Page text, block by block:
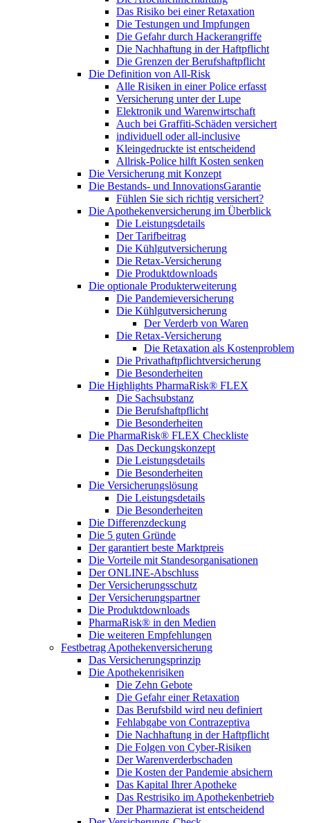
Das Risiko bei einer Retaxation
Die Testungen und Impfungen
Die Gefahr durch Hackerangriffe
Die Nachhaftung in der Haftpflicht
Die Grenzen der Berufshaftpflicht
Die Definition von All-Risk
Alle Risiken in einer Police erfasst
Versicherung unter der Lupe
Elektronik und Warenwirtschaft
Auch bei Graffiti-Schäden versichert
individuell oder all-inclusive
Kleingedruckte ist entscheidend
Allrisk-Police hilft Kosten senken
Die Versicherung mit Konzept
Die Bestands- und InnovationsGarantie
Fühlen Sie sich richtig versichert?
Die Apothekenversicherung im Überblick
Die Leistungsdetails
Der Tarifbeitrag
Die Kühlgutversicherung
Die Retax-Versicherung
Die Produktdownloads
Die optionale Produkterweiterung
Die Pandemieversicherung
Die Kühlgutversicherung
Der Verderb von Waren
Die Retax-Versicherung
Die Retaxation als Kostenproblem
Die Privathaftpflichtversicherung
Die Besonderheiten
Die Highlights PharmaRisk® FLEX
Die Sachsubstanz
Die Berufshaftpflicht
Die Besonderheiten
Die PharmaRisk® FLEX Checkliste
Das Deckungskonzept
Die Leistungsdetails
Die Besonderheiten
Die Versicherungslösung
Die Leistungsdetails
Die Besonderheiten
Die Differenzdeckung
Die 5 guten Gründe
Der garantiert beste Marktpreis
Die Vorteile mit Standesorganisationen
Der ONLINE-Abschluss
Der Versicherungsschutz
Der Versicherungspartner
Die Produktdownloads
PharmaRisk® in den Medien
Die weiteren Empfehlungen
Festbetrag Apothekenversicherung
Das Versicherungsprinzip
Die Apothekenrisiken
Die Zehn Gebote
Die Gefahr einer Retaxation
Das Berufsbild wird neu definiert
Fehlabgabe von Contrazeptiva
Die Nachhaftung in der Haftpflicht
Die Folgen von Cyber-Risiken
Der Warenverderbschaden
Die Kosten der Pandemie absichern
Das Kapital Ihrer Apotheke
Das Restrisiko im Apothekenbetrieb
Der Pharmazierat ist entscheidend